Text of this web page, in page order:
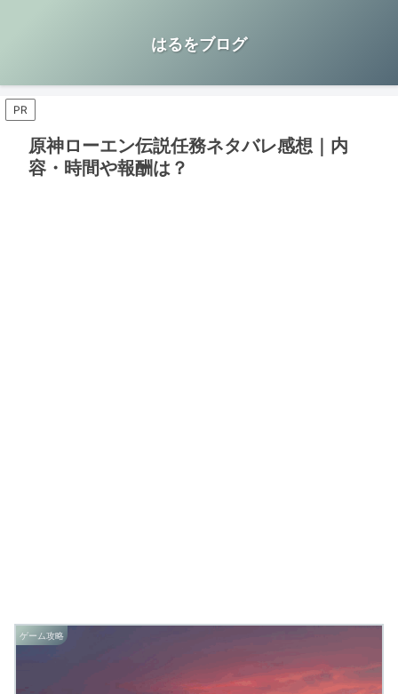
はるをブログ
PR
原神ローエン伝説任務ネタバレ感想｜内
容・時間や報酬は？
ゲーム攻略